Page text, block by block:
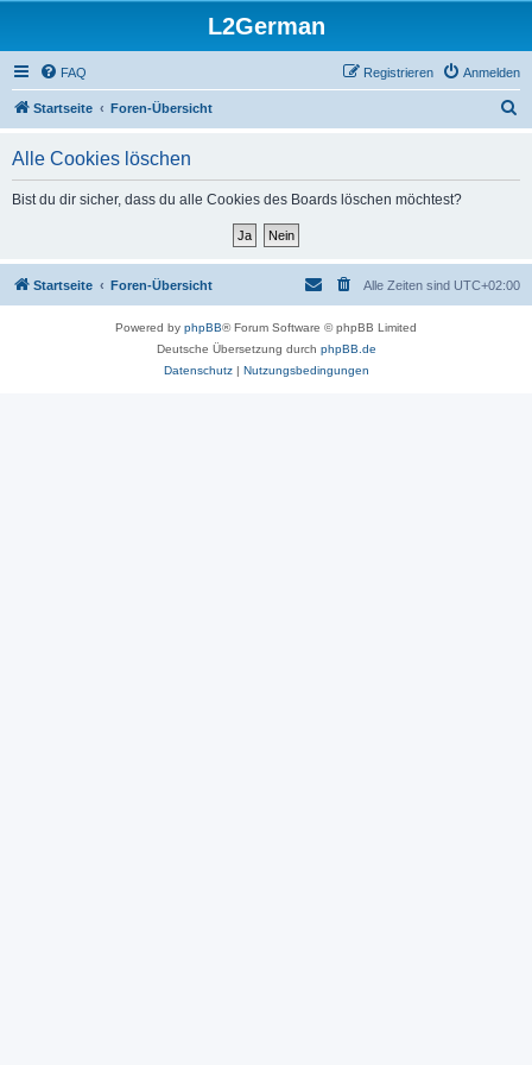
L2German
FAQ Anmelden
Registrieren
Startseite Foren-Übersicht
Alle Cookies löschen
Bist du dir sicher, dass du alle Cookies des Boards löschen möchtest?
Startseite Foren-Übersicht Alle Zeiten sind UTC+02:00
Powered by phpBB® Forum Software © phpBB Limited
Deutsche Übersetzung durch phpBB.de
Datenschutz| Nutzungsbedingungen